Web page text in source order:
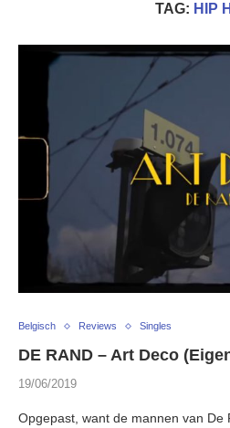
TAG: HIP
Belgisch Reviews Singles
DE RAND – Art Deco
19/06/2019
Opgepast, want de mannen van De